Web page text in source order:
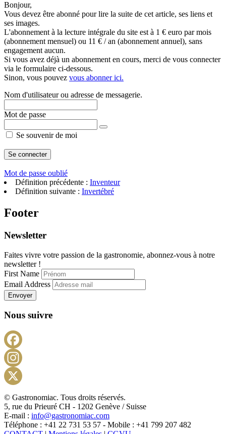
Bonjour,
Vous devez être abonné pour lire la suite de cet article, ses liens et
ses images.
L'abonnement à la lecture intégrale du site est à 1 € euro par mois
(abonnement mensuel) ou 11 € / an (abonnement annuel), sans
engagement aucun.
Si vous avez déjà un abonnement en cours, merci de vous connecter
via le formulaire ci-dessous.
Sinon, vous pouvez vous abonner ici.
Nom d'utilisateur ou adresse de messagerie.
Mot de passe
Se souvenir de moi
Mot de passe oublié
Définition précédente : Inventeur
Définition suivante : Invertébré
Footer
Newsletter
Faites vivre votre passion de la gastronomie, abonnez-vous à notre
newsletter !
First Name
Email Address
Envoyer
Nous suivre
X
© Gastronomiac. Tous droits réservés.
5, rue du Prieuré CH - 1202 Genève / Suisse
E-mail : info@gastronomiac.com
Téléphone : +41 22 731 53 57 - Mobile : +41 799 207 482